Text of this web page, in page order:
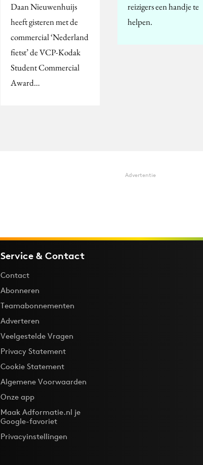
Daan Nieuwenhuijs
heeft gisteren met de
commercial ‘Nederland
fietst’ de VCP-Kodak
Student Commercial
Award…
reizigers een handje te
helpen.
Advertentie
Service & Contact
Contact
Abonneren
Teamabonnementen
Adverteren
Veelgestelde Vragen
Privacy Statement
Cookie Statement
Algemene Voorwaarden
Onze app
Maak Adformatie.nl je
Google-favoriet
Privacyinstellingen